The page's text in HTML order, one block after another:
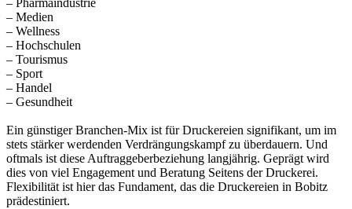
– Pharmaindustrie
– Medien
– Wellness
– Hochschulen
– Tourismus
– Sport
– Handel
– Gesundheit
Ein günstiger Branchen-Mix ist für Druckereien signifikant, um im
stets stärker werdenden Verdrängungskampf zu überdauern. Und
oftmals ist diese Auftraggeberbeziehung langjährig. Geprägt wird
dies von viel Engagement und Beratung Seitens der Druckerei.
Flexibilität ist hier das Fundament, das die Druckereien in Bobitz
prädestiniert.